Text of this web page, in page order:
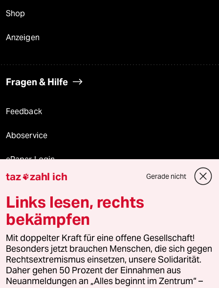
Shop
Anzeigen
Fragen & Hilfe
Feedback
Aboservice
ePaper Login
Downloads für Abonnierende
© 2026 taz Verlags und Vertriebs GmbH
Alle Rechte vorbehalten. Bei rechtlichen Fragen oder für Genehmigungen
wenden Sie sich bitte an lizenzen@taz.de
Feedback Redaktionsstatut Kommune-Richtlinien
taz zahl ich Gerade nicht
Links lesen, rechts
bekämpfen
Mit doppelter Kraft für eine offene Gesellschaft!
Besonders jetzt brauchen Menschen, die sich gegen
Rechtsextremismus einsetzen, unsere Solidarität.
Daher gehen 50 Prozent der Einnahmen aus
Neuanmeldungen an „Alles beginnt im Zentrum“ –